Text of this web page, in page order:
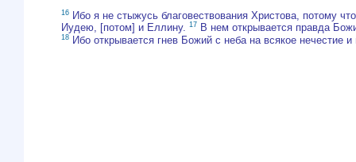
16 Ибо я не стыжусь благовествования Христова, потому
Иудею, [потом] и Еллину. 17 В нем открывается правда
18 Ибо открывается гнев Божий с неба на всякое